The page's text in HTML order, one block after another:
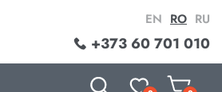
+373 60 701 010
EN RO RU